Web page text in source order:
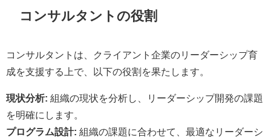
コンサルタントの役割
コンサルタントは、クライアント企業のリーダーシップ育
成を支援する上で、以下の役割を果たします。
現状分析: 組織の現状を分析し、リーダーシップ開発の課題
を明確にします。
プログラム設計: 組織の課題に合わせて、最適なリーダーシ